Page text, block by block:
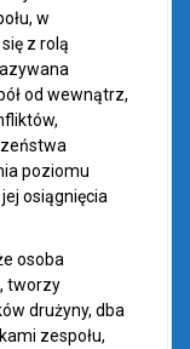
w
z rolą
od wewnątrz,
poziomu
osiągnięcia
osoba
tworzy
drużyny, dba
zespołu,